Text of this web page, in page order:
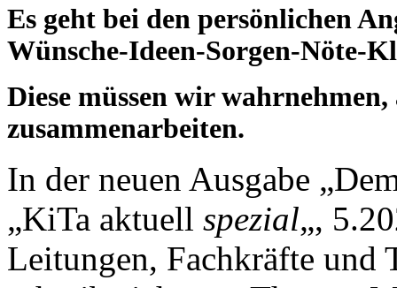
Es geht bei den persönlichen
Wünsche-Ideen-Sorgen-Nöte-
Diese müssen wir
zusammenarbeiten.
In der neuen Ausgabe
„KiTa aktuell spezial„,
Leitungen, Fachkräfte und